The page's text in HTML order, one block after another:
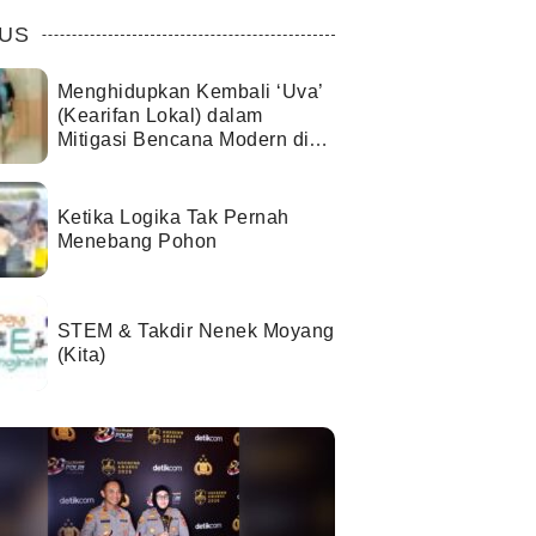
Menghidupkan Kembali ‘Uva’
(Kearifan Lokal) dalam
Mitigasi Bencana Modern di
Ketika Logika Tak Pernah
Menebang Pohon
STEM & Takdir Nenek Moyang
(Kita)